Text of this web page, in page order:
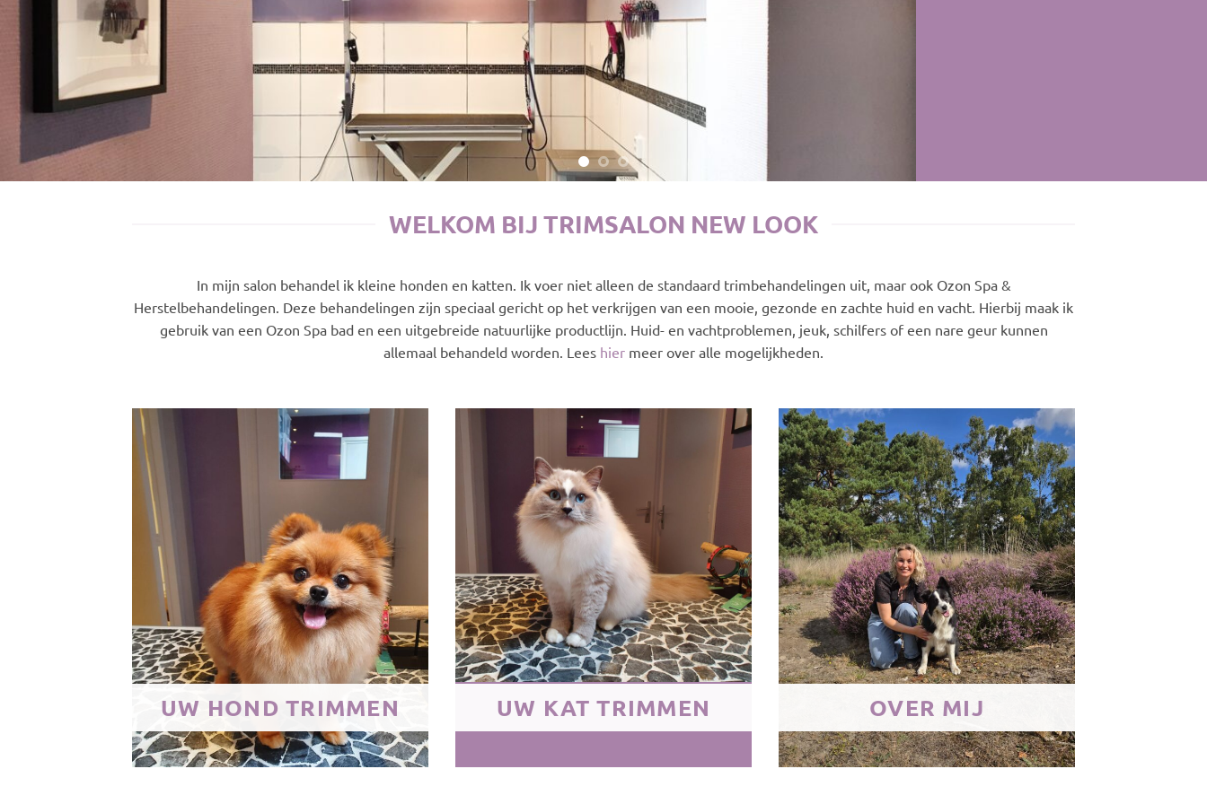
WELKOM BIJ TRIMSALON NEW LOOK
In mijn salon behandel ik kleine honden en katten. Ik voer niet alleen de standaard trimbehandelingen uit, maar ook Ozon Spa &
Herstelbehandelingen. Deze behandelingen zijn speciaal gericht op het verkrijgen van een mooie, gezonde en zachte huid en vacht. Hierbij maak ik
gebruik van een Ozon Spa bad en een uitgebreide natuurlijke productlijn. Huid- en vachtproblemen, jeuk, schilfers of een nare geur kunnen
allemaal behandeld worden. Lees hier meer over alle mogelijkheden.
UW HOND TRIMMEN UW KAT TRIMMEN OVER MIJ